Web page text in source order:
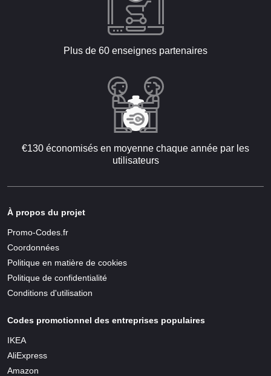
Plus de 60 enseignes partenaires
€130 économisés en moyenne chaque année par les
utilisateurs
À propos du projet
Promo-Codes.fr
Coordonnées
Politique en matière de cookies
Politique de confidentialité
Conditions d'utilisation
Codes promotionnel des entreprises populaires
IKEA
AliExpress
Amazon